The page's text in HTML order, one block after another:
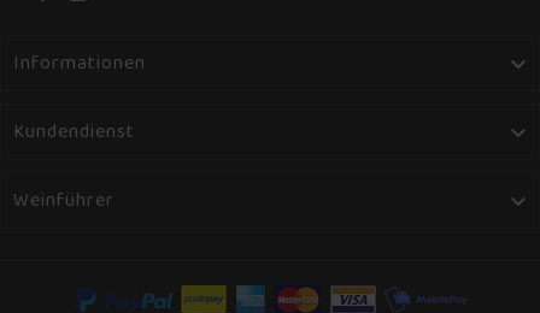
Informationen 
Kundendienst 
Weinführer 